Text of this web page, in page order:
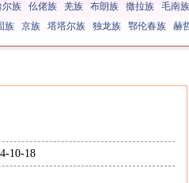
尔族 仫佬族 羌族 布朗族 撒拉族 毛南族
族 京族 塔塔尔族 独龙族 鄂伦春族 赫
10-18